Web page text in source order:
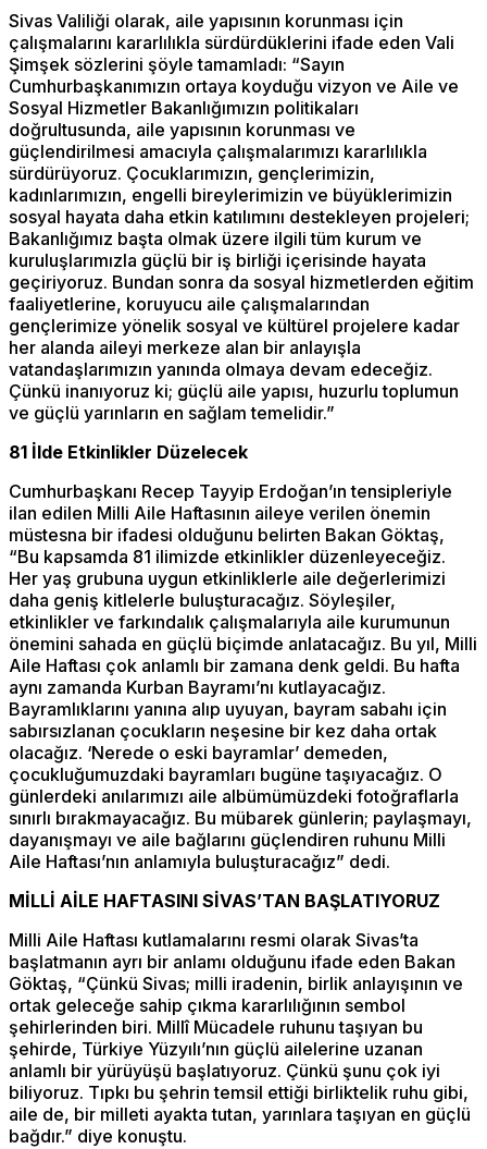
Sivas Valiliği olarak, aile yapısının korunması için
çalışmalarını kararlılıkla sürdürdüklerini ifade eden Vali
Şimşek sözlerini şöyle tamamladı: “Sayın
Cumhurbaşkanımızın ortaya koyduğu vizyon ve Aile ve
Sosyal Hizmetler Bakanlığımızın politikaları
doğrultusunda, aile yapısının korunması ve
güçlendirilmesi amacıyla çalışmalarımızı kararlılıkla
sürdürüyoruz. Çocuklarımızın, gençlerimizin,
kadınlarımızın, engelli bireylerimizin ve büyüklerimizin
sosyal hayata daha etkin katılımını destekleyen projeleri;
Bakanlığımız başta olmak üzere ilgili tüm kurum ve
kuruluşlarımızla güçlü bir iş birliği içerisinde hayata
geçiriyoruz. Bundan sonra da sosyal hizmetlerden eğitim
faaliyetlerine, koruyucu aile çalışmalarından
gençlerimize yönelik sosyal ve kültürel projelere kadar
her alanda aileyi merkeze alan bir anlayışla
vatandaşlarımızın yanında olmaya devam edeceğiz.
Çünkü inanıyoruz ki; güçlü aile yapısı, huzurlu toplumun
ve güçlü yarınların en sağlam temelidir.”
81 İlde Etkinlikler Düzelecek
Cumhurbaşkanı Recep Tayyip Erdoğan’ın tensipleriyle
ilan edilen Milli Aile Haftasının aileye verilen önemin
müstesna bir ifadesi olduğunu belirten Bakan Göktaş,
“Bu kapsamda 81 ilimizde etkinlikler düzenleyeceğiz.
Her yaş grubuna uygun etkinliklerle aile değerlerimizi
daha geniş kitlelerle buluşturacağız. Söyleşiler,
etkinlikler ve farkındalık çalışmalarıyla aile kurumunun
önemini sahada en güçlü biçimde anlatacağız. Bu yıl, Milli
Aile Haftası çok anlamlı bir zamana denk geldi. Bu hafta
aynı zamanda Kurban Bayramı’nı kutlayacağız.
Bayramlıklarını yanına alıp uyuyan, bayram sabahı için
sabırsızlanan çocukların neşesine bir kez daha ortak
olacağız. ‘Nerede o eski bayramlar’ demeden,
çocukluğumuzdaki bayramları bugüne taşıyacağız. O
günlerdeki anılarımızı aile albümümüzdeki fotoğraflarla
sınırlı bırakmayacağız. Bu mübarek günlerin; paylaşmayı,
dayanışmayı ve aile bağlarını güçlendiren ruhunu Milli
Aile Haftası’nın anlamıyla buluşturacağız” dedi.
MİLLİ AİLE HAFTASINI SİVAS’TAN BAŞLATIYORUZ
Milli Aile Haftası kutlamalarını resmi olarak Sivas’ta
başlatmanın ayrı bir anlamı olduğunu ifade eden Bakan
Göktaş, “Çünkü Sivas; milli iradenin, birlik anlayışının ve
ortak geleceğe sahip çıkma kararlılığının sembol
şehirlerinden biri. Millî Mücadele ruhunu taşıyan bu
şehirde, Türkiye Yüzyılı’nın güçlü ailelerine uzanan
anlamlı bir yürüyüşü başlatıyoruz. Çünkü şunu çok iyi
biliyoruz. Tıpkı bu şehrin temsil ettiği birliktelik ruhu gibi,
aile de, bir milleti ayakta tutan, yarınlara taşıyan en güçlü
bağdır.” diye konuştu.